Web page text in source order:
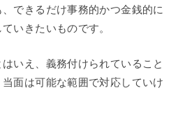
できるだけ事務的かつ金銭的に
いきたいものです。
いえ、義務付けられていること
面は可能な範囲で対応していけ